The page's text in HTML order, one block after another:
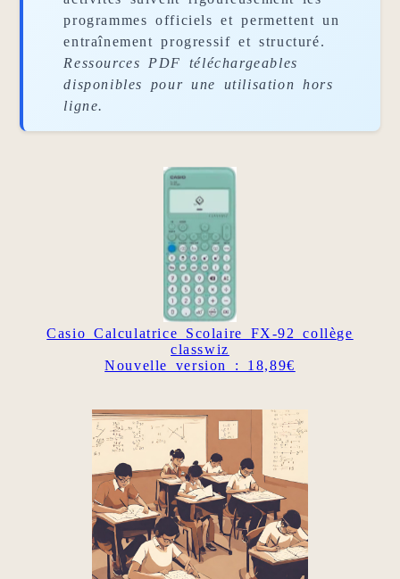
programmes officiels et permettent un
entraînement progressif et structuré.
Ressources PDF téléchargeables
disponibles pour une utilisation hors
ligne.
Casio Calculatrice Scolaire FX-92 collège
classwiz
Nouvelle version : 18,89€